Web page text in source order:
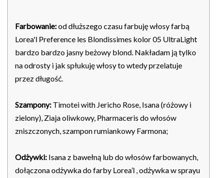
Farbowanie:od dłuższego czasu farbuję włosy farbą
Lorea'l Preference les Blondissimes kolor 05 UltraLight
bardzo bardzo jasny beżowy blond. Nakładam ją tylko
na odrosty i jak spłukuję włosy to wtedy przelatuje
przez długość.
Szampony: Timotei with Jericho Rose, Isana (różowy i
zielony), Ziaja oliwkowy, Pharmaceris do włosów
zniszczonych, szampon rumiankowy Farmona;
Odżywki: Isana z bawełną lub do włosów farbowanych,
dołączona odżywka do farby Lorea’l , odżywka w sprayu